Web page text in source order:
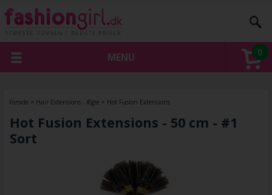
0
MENU
Forside » Hair Extensions - Ægte » Hot Fusion Extensions
Hot Fusion Extensions - 50 cm - #1
Sort